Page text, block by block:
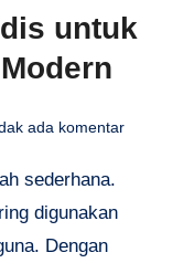
untuk
ada komentar
sederhana.
digunakan
Dengan